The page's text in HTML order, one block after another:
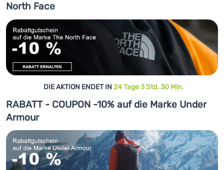
North Face
DIE AKTION ENDET IN 24 Tage 3 Std. 30 Min.
RABATT - COUPON -10% auf die Marke Under
Armour